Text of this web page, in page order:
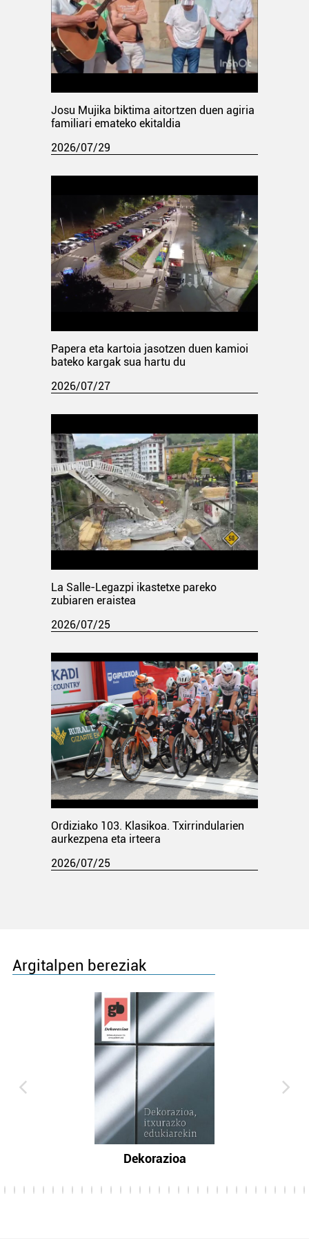
Josu Mujika biktima aitortzen duen agiria
familiari emateko ekitaldia
2026/07/29
Papera eta kartoia jasotzen duen kamioi
bateko kargak sua hartu du
2026/07/27
La Salle-Legazpi ikastetxe pareko
zubiaren eraistea
2026/07/25
Ordiziako 103. Klasikoa. Txirrindularien
aurkezpena eta irteera
2026/07/25
Argitalpen bereziak
Dekorazioa